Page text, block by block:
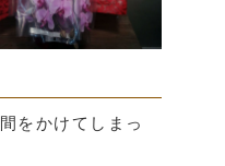
をかけてしまっ